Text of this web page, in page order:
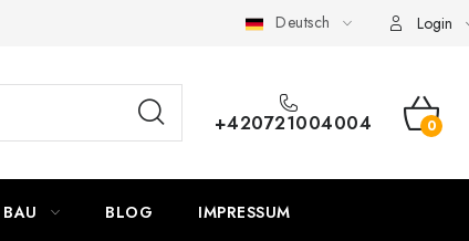
Allgemeinen Geschäftsbedingungen
Deutsch Login
+420721004004
BAU BLOG IMPRESSUM